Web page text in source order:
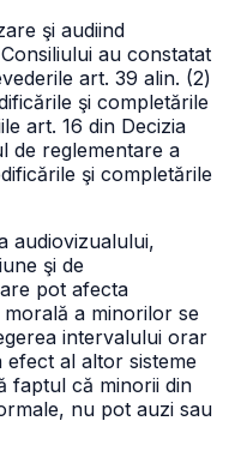
şi audiind
au constatat
art. 39 alin. (2)
şi completările
art. 16 din Decizia
de reglementare a
şi completările
audiovizualului,
şi de
pot afecta
a minorilor se
intervalului orar
al altor sisteme
faptul că minorii din
nu pot auzi sau